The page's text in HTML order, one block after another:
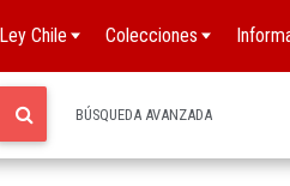
Ley Chile Colecciones
BÚSQUEDA AVANZADA